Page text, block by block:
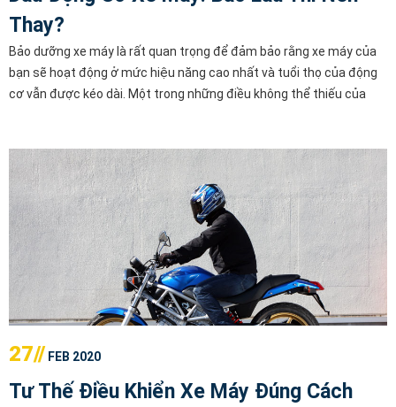
Thay?
Bảo dưỡng xe máy là rất quan trọng để đảm bảo rằng xe máy của
bạn sẽ hoạt động ở mức hiệu năng cao nhất và tuổi thọ của động
cơ vẫn được kéo dài. Một trong những điều không thể thiếu của
27// FEB 2020
Tư Thế Điều Khiển Xe Máy Đúng Cách